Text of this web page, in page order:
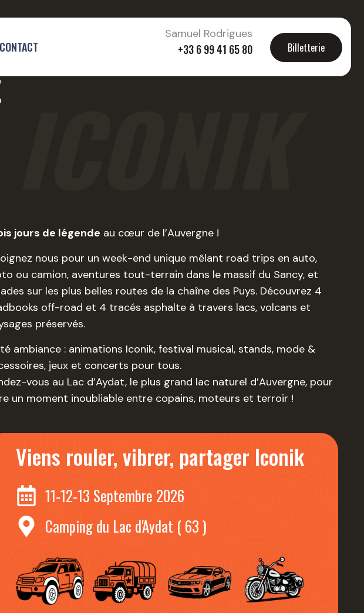
Samuel Rodrigues
+33 6 99 41 65 80 Billetterie
CONTACT
jours de légende au cœur de l’Auvergne !
nous pour un week-end unique mêlant road trips en auto,
ou camion, aventures tout-terrain dans le massif du Sancy, et
sur les plus belles routes de la chaîne des Puys. Découvrez 4
off-road et 4 tracés asphalte à travers lacs, volcans et
préservés.
ambiance : animations Iconik, festival musical, stands, mode &
jeux et concerts pour tous.
vous au Lac d’Aydat, le plus grand lac naturel d’Auvergne, pour
un moment inoubliable entre copains, moteurs et terroir !
Viens rouler, vibrer, partager Iconik
11-12-13 Septembre 2026
Camping du Lac d'Aydat ( 63 )